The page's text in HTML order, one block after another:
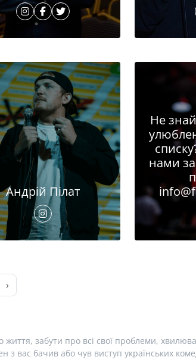
Андрій Пілат
Не
нами
›
життя, забути про всі свої проблеми,
вас бачив або чув виступ українських